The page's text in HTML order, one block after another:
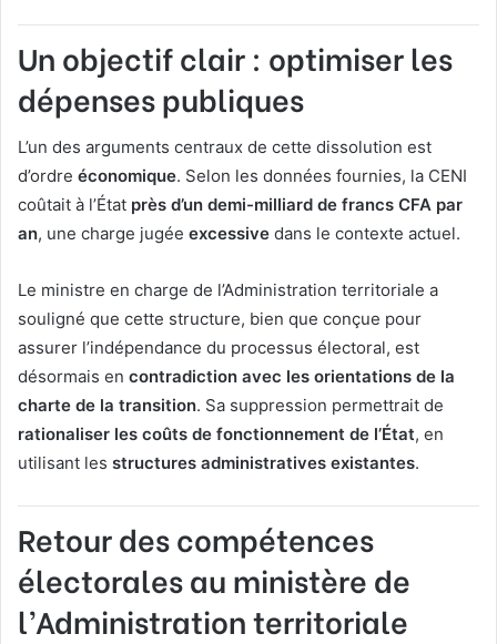
Un objectif clair : optimiser les
dépenses publiques
L’un des arguments centraux de cette dissolution est
d’ordre économique. Selon les données fournies, la CENI
coûtait à l’État près d’un demi-milliard de francs CFA par
an, une charge jugée excessive dans le contexte actuel.
Le ministre en charge de l’Administration territoriale a
souligné que cette structure, bien que conçue pour
assurer l’indépendance du processus électoral, est
désormais en contradiction avec les orientations de la
charte de la transition. Sa suppression permettrait de
rationaliser les coûts de fonctionnement de l’État, en
utilisant les structures administratives existantes.
Retour des compétences
électorales au ministère de
l’Administration territoriale